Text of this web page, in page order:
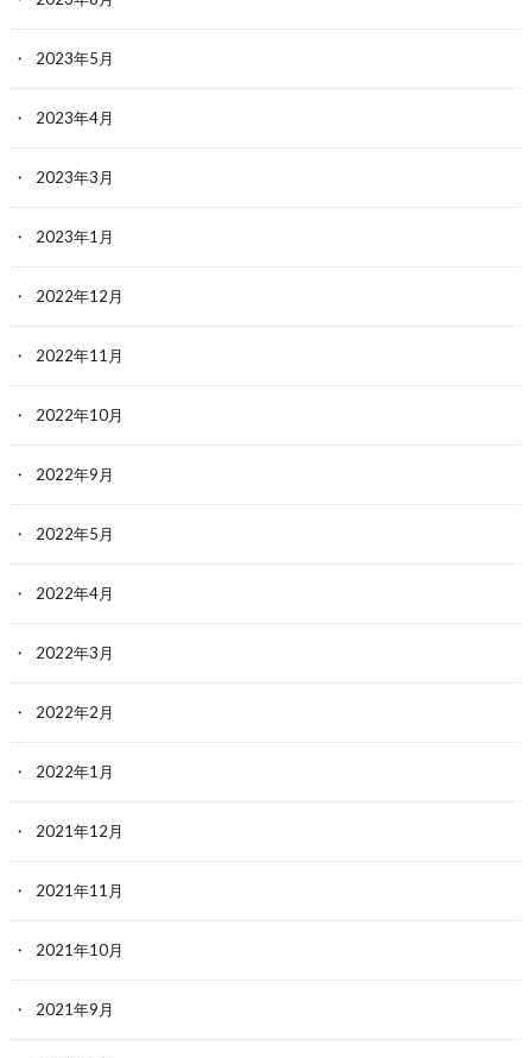
2023年5月
2023年4月
2023年3月
2023年1月
2022年12月
2022年11月
2022年10月
2022年9月
2022年5月
2022年4月
2022年3月
2022年2月
2022年1月
2021年12月
2021年11月
2021年10月
2021年9月